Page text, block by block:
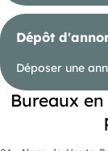
Dépôt
Déposer une
Bureaux